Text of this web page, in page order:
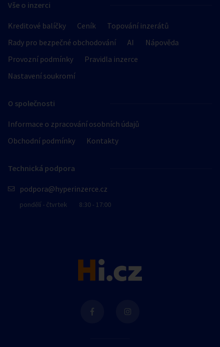
Vše o inzerci
Kreditové balíčky Ceník
Topování inzerátů
Rady pro bezpečné obchodování
AI
Nápověda
Provozní podmínky
Pravidla inzerce
Nastavení soukromí
O společnosti
Informace o zpracování osobních údajů
Obchodní podmínky
Kontakty
Technická podpora
podpora@hyperinzerce.cz
pondělí - čtvrtek 8:30 - 17:00